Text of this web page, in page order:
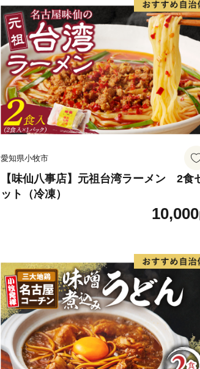
３町それぞれの魅
い。
愛知県小牧市
【味仙八事店】元祖台湾ラーメン 2食
ット（冷凍）
10,000